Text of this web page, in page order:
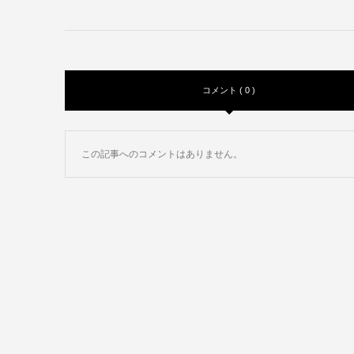
コメント ( 0 )
この記事へのコメントはありません。